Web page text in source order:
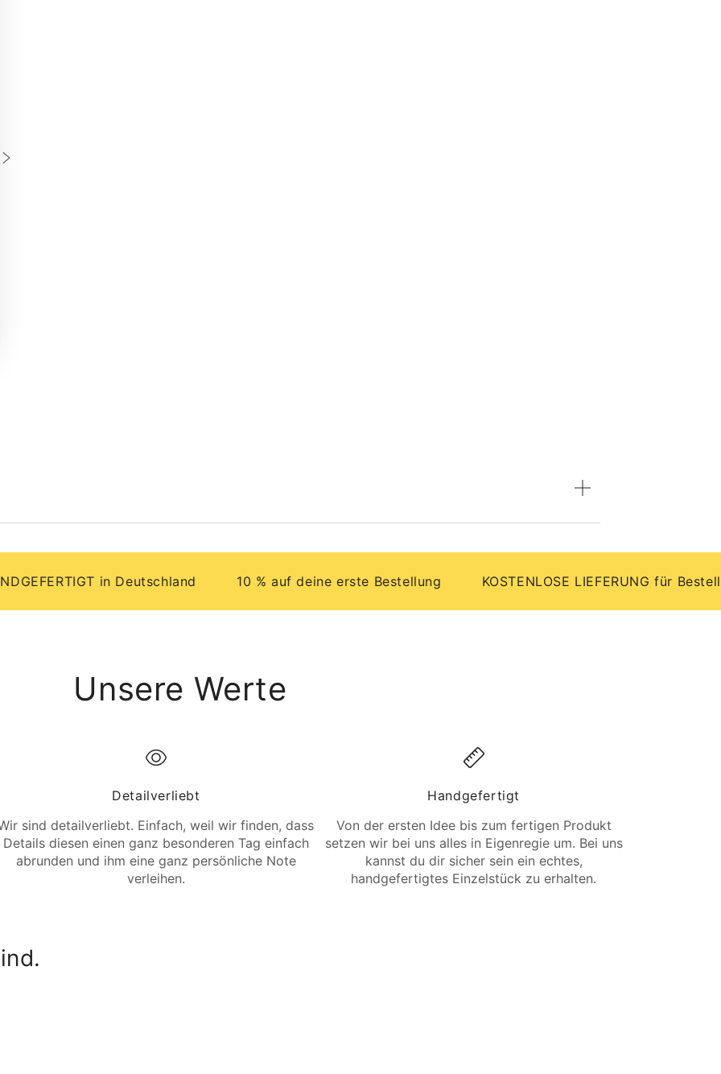
in Deutschland 10 % auf deine erste Bestellung KOSTENLOSE LIEFERUNG für
Unsere Werte
Detailverliebt
sind detailverliebt. Einfach, weil wir finden, dass
Details diesen einen ganz besonderen Tag einfach
abrunden und ihm eine ganz persönliche Note
verleihen.
Handgefertigt
Von der ersten Idee bis zum fertigen Produkt
setzen wir bei uns alles in Eigenregie um. Bei uns
kannst du dir sicher sein ein echtes,
handgefertigtes Einzelstück zu erhalten.